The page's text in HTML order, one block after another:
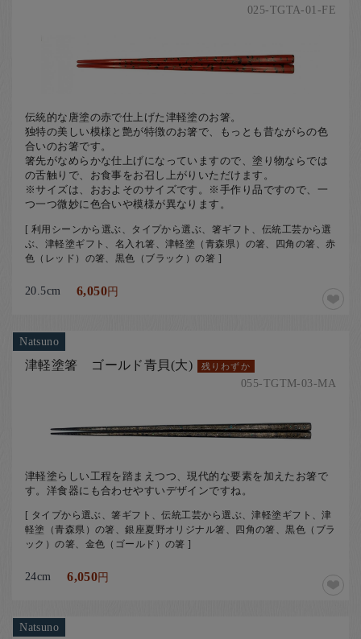
025-TGTA-01-FE
伝統的な唐塗の赤で仕上げた津軽塗のお箸。
独特の美しい模様と艶が特徴のお箸で、もっとも昔ながらの色
合いのお箸です。
箸先がなめらかな仕上げになっていますので、塗り物ならでは
の舌触りで、お食事をお召し上がりいただけます。
※サイズは、おおよそのサイズです。※手作り品ですので、一
つ一つ微妙に色合いや模様が異なります。
[ 利用シーンから選ぶ、タイプから選ぶ、箸ギフト、伝統工芸から選
ぶ、津軽塗ギフト、名入れ箸、津軽塗（青森県）の箸、四角の箸、赤
色（レッド）の箸、黒色（ブラック）の箸 ]
20.5cm 6,050円
Natsuno
津軽塗箸 ゴールド青貝(大) 残りわずか
055-TGTM-03-MA
津軽塗らしい工程を踏まえつつ、現代的な要素を加えたお箸で
す。洋食器にも合わせやすいデザインですね。
[ タイプから選ぶ、箸ギフト、伝統工芸から選ぶ、津軽塗ギフト、津
軽塗（青森県）の箸、銀座夏野オリジナル箸、四角の箸、黒色（ブラ
ック）の箸、金色（ゴールド）の箸 ]
24cm 6,050円
Natsuno